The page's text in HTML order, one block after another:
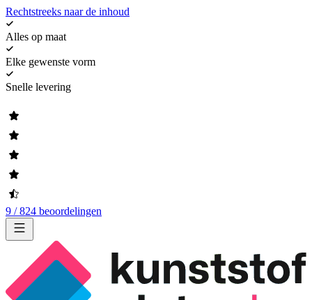
Rechtstreeks naar de inhoud
Alles op maat
Elke gewenste vorm
Snelle levering
9 / 824 beoordelingen